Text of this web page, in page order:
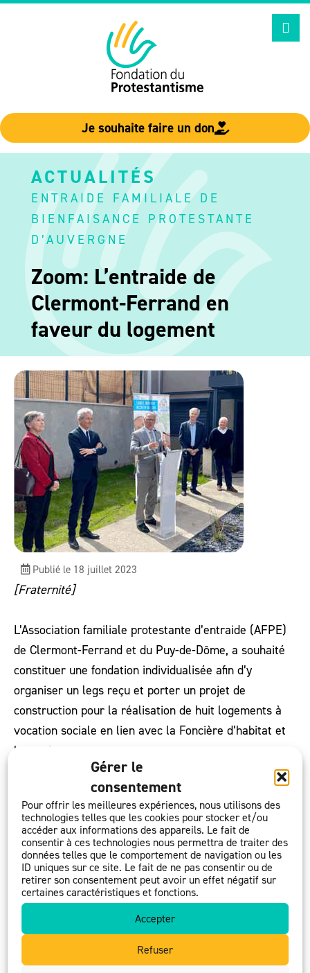
Gérer le
consentement
Pour offrir les meilleures expériences, nous utilisons des
technologies telles que les cookies pour stocker et/ou
accéder aux informations des appareils. Le fait de
consentir à ces technologies nous permettra de traiter des
données telles que le comportement de navigation ou les
ID uniques sur ce site. Le fait de ne pas consentir ou de
retirer son consentement peut avoir un effet négatif sur
certaines caractéristiques et fonctions.
Accepter
Refuser
Je souhaite faire un don
ACTUALITÉS
ENTRAIDE FAMILIALE DE
BIENFAISANCE PROTESTANTE
D’AUVERGNE
Zoom: L’entraide de
Clermont-Ferrand en
faveur du logement
Publié le 18 juillet 2023
[Fraternité]
L’Association familiale protestante d’entraide (AFPE)
de Clermont-Ferrand et du Puy-de-Dôme, a souhaité
constituer une fondation individualisée afin d’y
organiser un legs reçu et porter un projet de
construction pour la réalisation de huit logements à
vocation sociale en lien avec la Foncière d’habitat et
humanisme.
L’inauguration de cet ensemble immobilier a eu lieu
en avril 2023 après la réalisation des travaux sur
l’année 2022.
Extrait du rapport d’activité 2022 de la Fondation du
Protestantisme